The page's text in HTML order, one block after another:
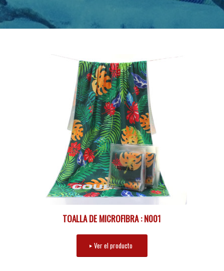
TOALLA DE MICROFIBRA : N001
Ver el producto